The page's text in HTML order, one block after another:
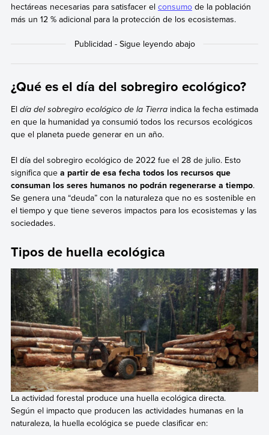
hectáreas necesarias para satisfacer el consumode la población
más un 12 % adicional para la protección de los ecosistemas.
¿Qué es el día del sobregiro ecológico?
El día del sobregiro ecológico de la Tierraindica la fecha estimada
en que la humanidad ya consumió todos los recursos ecológicos
que el planeta puede generar en un año.
El día del sobregiro ecológico de 2022 fue el 28 de julio. Esto
significa que a partir de esa fecha todos los recursos que
consuman los seres humanos no podrán regenerarse a tiempo.
Se genera una “deuda” con la naturaleza que no es sostenible en
el tiempo y que tiene severos impactos para los ecosistemas y las
sociedades.
Tipos de huella ecológica
La actividad forestal produce una huella ecológica directa.
Según el impacto que producen las actividades humanas en la
naturaleza, la huella ecológica se puede clasificar en: